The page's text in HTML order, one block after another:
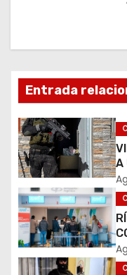
i
ó
n
d
e
e
n
t
Entrada
A